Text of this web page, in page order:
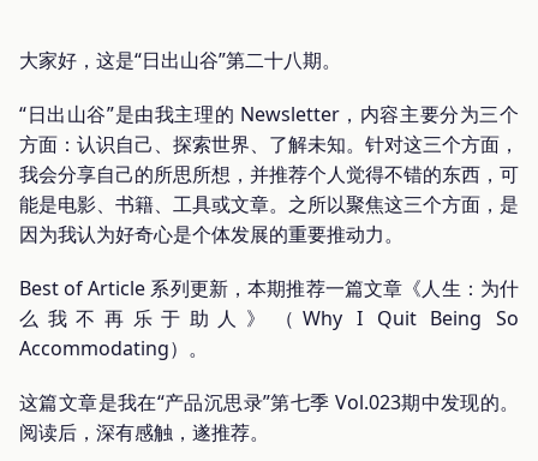
大家好，这是“日出山谷”第二十八期。
“日出山谷”是由我主理的 Newsletter，内容主要分为三个
方面：认识自己、探索世界、了解未知。针对这三个方面，
我会分享自己的所思所想，并推荐个人觉得不错的东西，可
能是电影、书籍、工具或文章。之所以聚焦这三个方面，是
因为我认为好奇心是个体发展的重要推动力。
Best of Article 系列更新，本期推荐一篇文章《人生：为什
么我不再乐于助人》（Why I Quit Being So
Accommodating）。
这篇文章是我在“产品沉思录”第七季 Vol.023期中发现的。
阅读后，深有感触，遂推荐。